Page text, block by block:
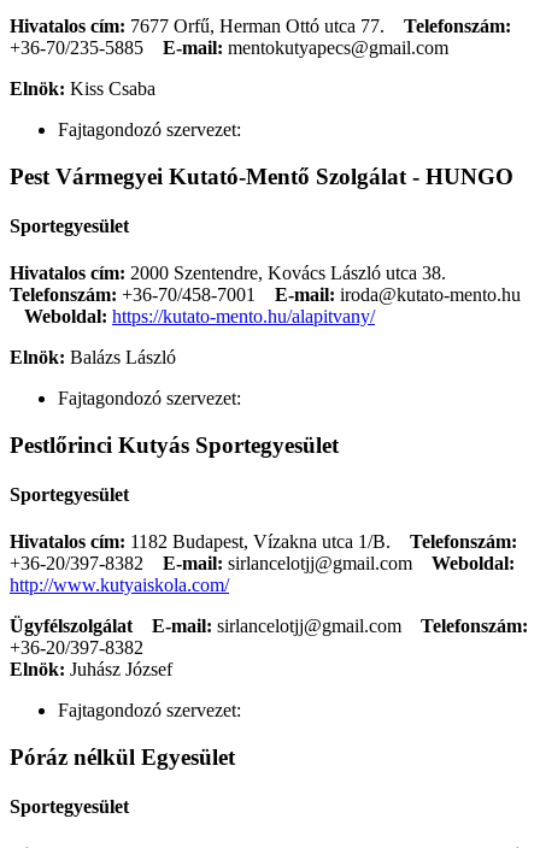
Hivatalos cím: 7677 Orfű, Herman Ottó utca 77. Telefonszám:
+36-70/235-5885
E-mail: mentokutyapecs@gmail.com
Elnök: Kiss Csaba
Fajtagondozó szervezet:
Pest Vármegyei Kutató-Mentő Szolgálat - HUNGO
Sportegyesület
Hivatalos cím: 2000 Szentendre, Kovács László utca 38.
Telefonszám: +36-70/458-7001 E-mail: iroda@kutato-mento.hu
Weboldal: https://kutato-mento.hu/alapitvany/
Elnök: Balázs László
Fajtagondozó szervezet:
Pestlőrinci Kutyás Sportegyesület
Sportegyesület
Hivatalos cím: 1182 Budapest, Vízakna utca 1/B. Telefonszám:
+36-20/397-8382
E-mail: sirlancelotjj@gmail.com
Weboldal:
http://www.kutyaiskola.com/
Ügyfélszolgálat
E-mail: sirlancelotjj@gmail.com
Telefonszám:
+36-20/397-8382
Elnök: Juhász József
Fajtagondozó szervezet:
Póráz nélkül Egyesület
Sportegyesület